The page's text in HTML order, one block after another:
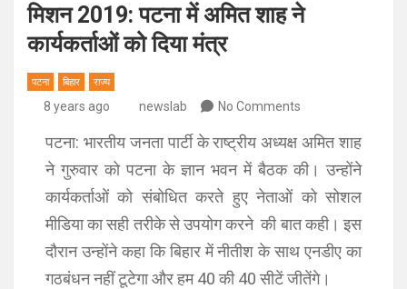
मिशन 2019: पटना में अमित शाह ने
कार्यकर्ताओं को दिया मंत्र
पटना बिहार राज्य
8 years ago newslab No Comments
पटना: भारतीय जनता पार्टी के राष्ट्रीय अध्यक्ष अमित शाह
ने गुरुवार को पटना के ज्ञान भवन में बैठक की। उन्होंने
कार्यकर्ताओं को संबोधित करते हुए नेताओं को सोशल
मीडिया का सही तरीके से उपयोग करने की बात कही। इस
दौरान उन्होंने कहा कि बिहार में नीतीश के साथ एनडीए का
गठबंधन नहीं टूटेगा और हम 40 की 40 सीटें जीतेंगे।